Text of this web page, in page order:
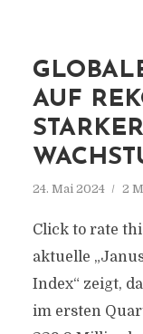
AUF
STARKER
24. Mai 2024 2
Click to rate
aktuelle
Index“ zeigt,
im ersten